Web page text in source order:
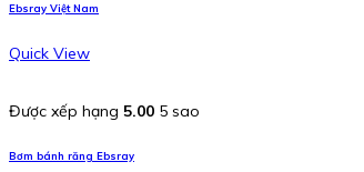
Ebsray Việt Nam
Quick View
Được xếp hạng 5.00 5 sao
Bơm bánh răng Ebsray